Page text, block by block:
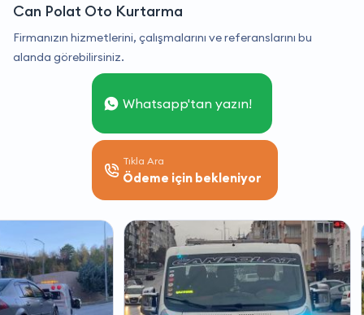
Can Polat Oto Kurtarma
Firmanızın hizmetlerini, çalışmalarını ve referanslarını bu
alanda görebilirsiniz.
Whatsapp'tan yazın!
Tıkla Ara
Ödeme için bekleniyor